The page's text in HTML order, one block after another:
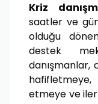
Kriz
saatler ve
olduğu
destek
danışmanlar,
etmeye ve